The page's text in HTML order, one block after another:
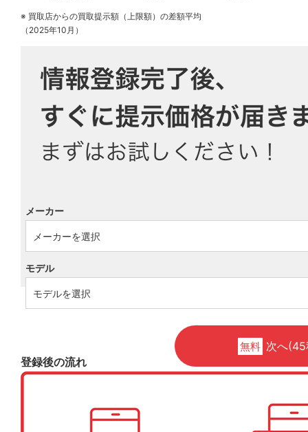
※ 買取店からの買取提示額（上限額）の差額平均
（2025年10月）
メーカー
モデル
無料 次へ
登録後の流れ